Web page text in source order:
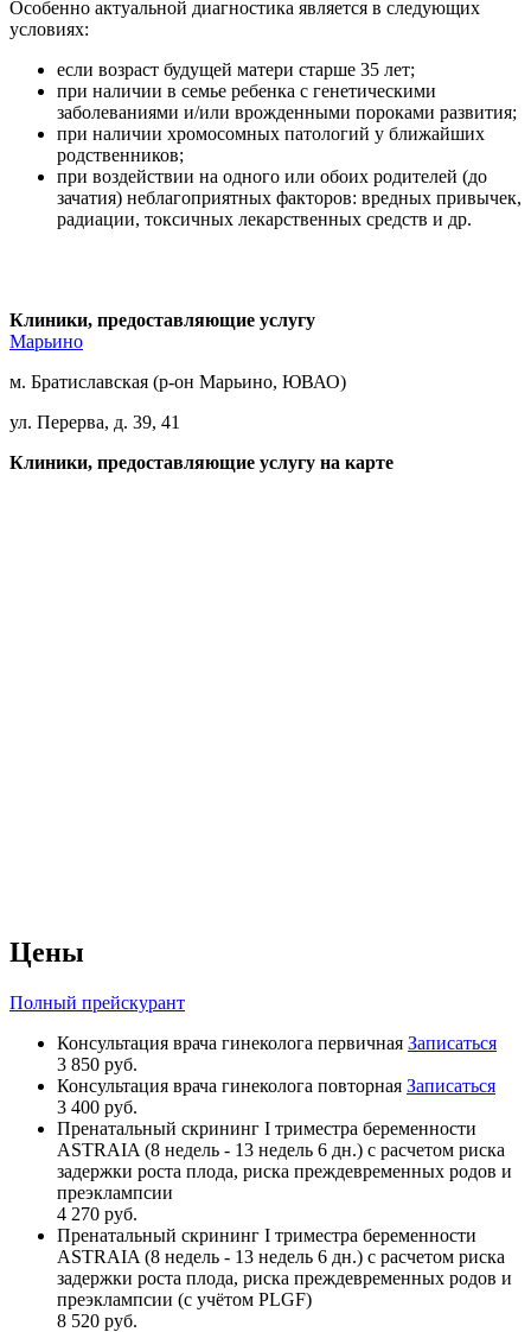
Особенно актуальной диагностика является в следующих
условиях:
если возраст будущей матери старше 35 лет;
при наличии в семье ребенка с генетическими
заболеваниями и/или врожденными пороками развития;
при наличии хромосомных патологий у ближайших
родственников;
при воздействии на одного или обоих родителей (до
зачатия) неблагоприятных факторов: вредных привычек,
радиации, токсичных лекарственных средств и др.
Клиники, предоставляющие услугу
Марьино
м. Братиславская (р-он Марьино, ЮВАО)
ул. Перерва, д. 39, 41
Клиники, предоставляющие услугу на карте
Цены
Полный прейскурант
Консультация врача гинеколога первичная Записаться
3 850 руб.
Консультация врача гинеколога повторная Записаться
3 400 руб.
Пренатальный скрининг I триместра беременности
ASTRAIA (8 недель - 13 недель 6 дн.) с расчетом риска
задержки роста плода, риска преждевременных родов и
преэклампсии
4 270 руб.
Пренатальный скрининг I триместра беременности
ASTRAIA (8 недель - 13 недель 6 дн.) с расчетом риска
задержки роста плода, риска преждевременных родов и
преэклампсии (с учётом PLGF)
8 520 руб.